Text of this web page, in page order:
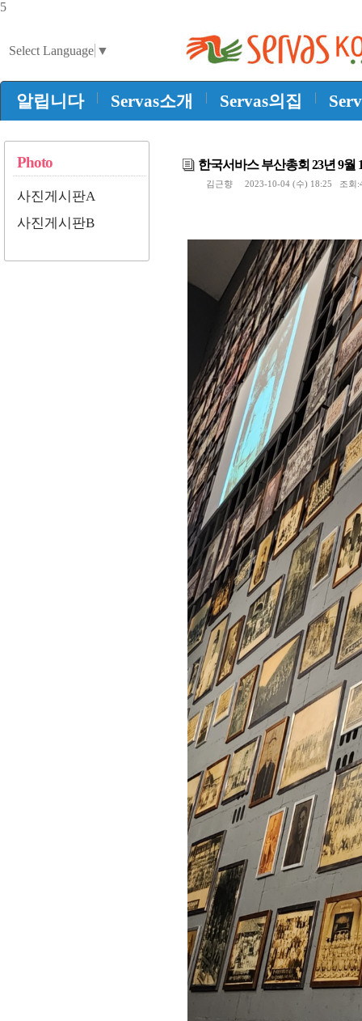
5
Select Language ▼
알립니다 | Servas소개 | Servas의집 |
Photo
사진게시판A
사진게시판B
한국서바스 부산총회 23년 9월
김근향 2023-10-04 (수) 18:25 조